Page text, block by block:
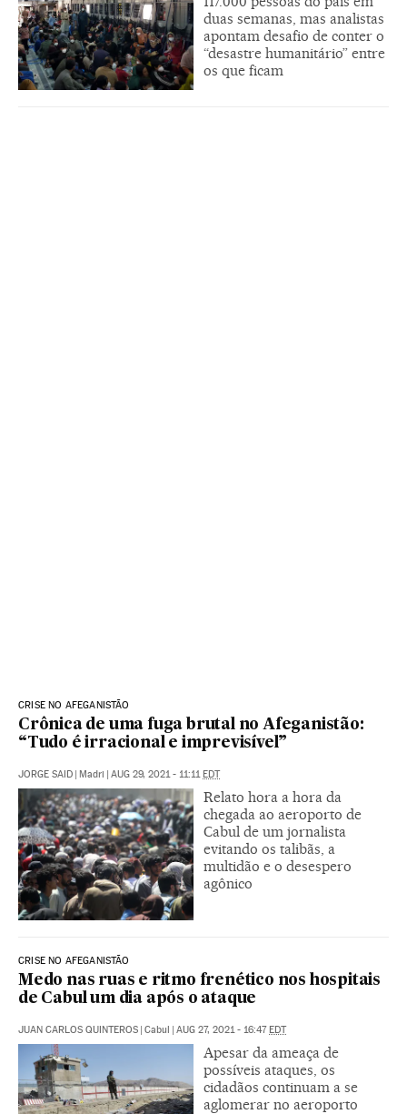
duas semanas, mas analistas
apontam desafio de conter o
“desastre humanitário” entre
os que ficam
CRISE NO AFEGANISTÃO
Crônica de uma fuga brutal no Afeganistão:
“Tudo é irracional e imprevisível”
JORGE SAID | Madri | AUG 29, 2021 - 11:11EDT
Relato hora a hora da
chegada ao aeroporto de
Cabul de um jornalista
evitando os talibãs, a
multidão e o desespero
agônico
CRISE NO AFEGANISTÃO
Medo nas ruas e ritmo frenético nos hospitais
de Cabul um dia após o ataque
JUAN CARLOS QUINTEROS | Cabul | AUG 27, 2021 - 16:47EDT
Apesar da ameaça de
possíveis ataques, os
cidadãos continuam a se
aglomerar no aeroporto